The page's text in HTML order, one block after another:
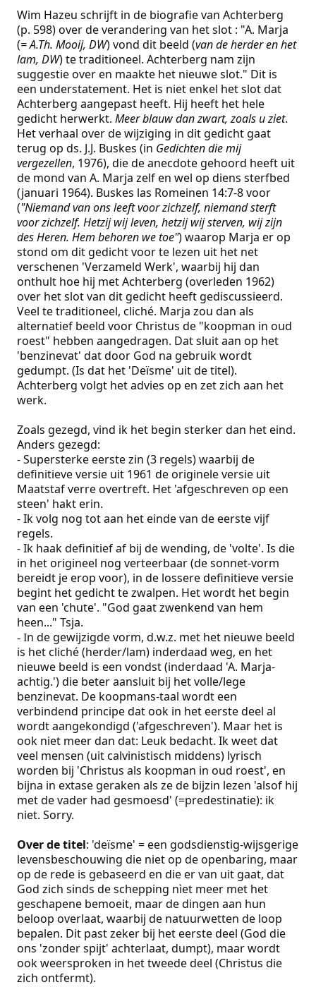
Wim Hazeu schrijft in de biografie van Achterberg
(p. 598) over de verandering van het slot : "A. Marja
(= A.Th. Mooij, DW) vond dit beeld (van de herder en het
lam, DW) te traditioneel. Achterberg nam zijn
suggestie over en maakte het nieuwe slot." Dit is
een understatement. Het is niet enkel het slot dat
Achterberg aangepast heeft. Hij heeft het hele
gedicht herwerkt. Meer blauw dan zwart, zoals u ziet.
Het verhaal over de wijziging in dit gedicht gaat
terug op ds. J.J. Buskes (in Gedichten die mij
vergezellen, 1976), die de anecdote gehoord heeft uit
de mond van A. Marja zelf en wel op diens sterfbed
(januari 1964). Buskes las Romeinen 14:7-8 voor
("Niemand van ons leeft voor zichzelf, niemand sterft
voor zichzelf. Hetzij wij leven, hetzij wij sterven, wij zijn
des Heren. Hem behoren we toe") waarop Marja er op
stond om dit gedicht voor te lezen uit het net
verschenen 'Verzameld Werk', waarbij hij dan
onthult hoe hij met Achterberg (overleden 1962)
over het slot van dit gedicht heeft gediscussieerd.
Veel te traditioneel, cliché. Marja zou dan als
alternatief beeld voor Christus de "koopman in oud
roest" hebben aangedragen. Dat sluit aan op het
'benzinevat' dat door God na gebruik wordt
gedumpt. (Is dat het 'Deïsme' uit de titel).
Achterberg volgt het advies op en zet zich aan het
werk.
Zoals gezegd, vind ik het begin sterker dan het eind.
Anders gezegd:
- Supersterke eerste zin (3 regels) waarbij de
definitieve versie uit 1961 de originele versie uit
Maatstaf verre overtreft. Het 'afgeschreven op een
steen' hakt erin.
- Ik volg nog tot aan het einde van de eerste vijf
regels.
- Ik haak definitief af bij de wending, de 'volte'. Is die
in het origineel nog verteerbaar (de sonnet-vorm
bereidt je erop voor), in de lossere definitieve versie
begint het gedicht te zwalpen. Het wordt het begin
van een 'chute'. "God gaat zwenkend van hem
heen..." Tsja.
- In de gewijzigde vorm, d.w.z. met het nieuwe beeld
is het cliché (herder/lam) inderdaad weg, en het
nieuwe beeld is een vondst (inderdaad 'A. Marja-
achtig.') die beter aansluit bij het volle/lege
benzinevat. De koopmans-taal wordt een
verbindend principe dat ook in het eerste deel al
wordt aangekondigd ('afgeschreven'). Maar het is
ook niet meer dan dat: Leuk bedacht. Ik weet dat
veel mensen (uit calvinistisch middens) lyrisch
worden bij 'Christus als koopman in oud roest', en
bijna in extase geraken als ze de bijzin lezen 'alsof hij
met de vader had gesmoesd' (=predestinatie): ik
niet. Sorry.
Over de titel: 'deïsme' = een godsdienstig-wijsgerige
levensbeschouwing die niet op de openbaring, maar
op de rede is gebaseerd en die er van uit gaat, dat
God zich sinds de schepping nìet meer met het
geschapene bemoeit, maar de dingen aan hun
beloop overlaat, waarbij de natuurwetten de loop
bepalen. Dit past zeker bij het eerste deel (God die
ons 'zonder spijt' achterlaat, dumpt), maar wordt
ook weersproken in het tweede deel (Christus die
zich ontfermt).